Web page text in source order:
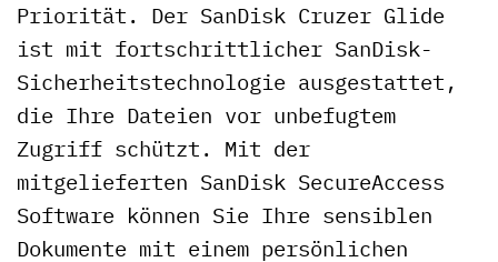
Priorität. Der SanDisk Cruzer Glide
ist mit fortschrittlicher SanDisk-
Sicherheitstechnologie ausgestattet,
die Ihre Dateien vor unbefugtem
Zugriff schützt. Mit der
mitgelieferten SanDisk SecureAccess
Software können Sie Ihre sensiblen
Dokumente mit einem persönlichen